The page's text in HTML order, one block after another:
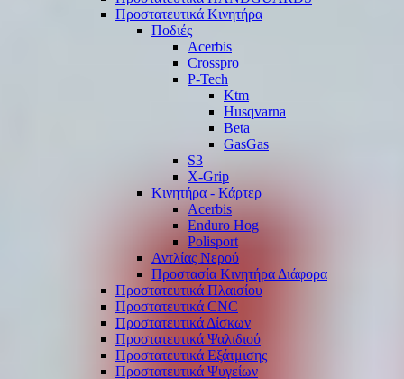
Προστατευτικά Κινητήρα
Ποδιές
Acerbis
Crosspro
P-Tech
Ktm
Husqvarna
Beta
GasGas
S3
X-Grip
Κινητήρα - Κάρτερ
Acerbis
Enduro Hog
Polisport
Αντλίας Νερού
Προστασία Κινητήρα Διάφορα
Προστατευτικά Πλαισίου
Προστατευτικά CNC
Προστατευτικά Δίσκων
Προστατευτικά Ψαλιδιού
Προστατευτικά Εξάτμισης
Προστατευτικά Ψυγείων